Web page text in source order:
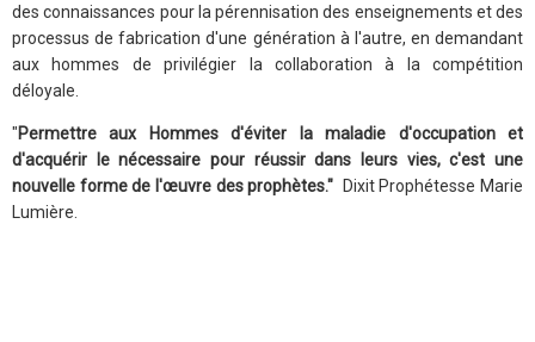
des connaissances pour la pérennisation des enseignements et des
processus de fabrication d'une génération à l'autre, en demandant
aux hommes de privilégier la collaboration à la compétition
déloyale.
"Permettre aux Hommes d'éviter la maladie d'occupation et
d'acquérir le nécessaire pour réussir dans leurs vies, c'est une
nouvelle forme de l'œuvre des prophètes." Dixit Prophétesse Marie
Lumière.